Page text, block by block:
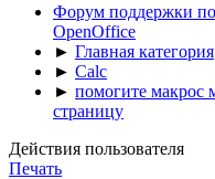
Форум поддержки
OpenOffice
► Главная категория
► Calc
► помогите макрос
страницу
Действия пользователя
Печать